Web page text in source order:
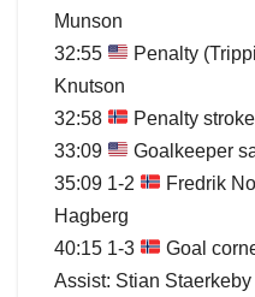
Munson
32:55
Penalty
Knutson
32:58
Penalty stroke
33:09
Goalkeeper
35:09 1-2
Fredrik
Hagberg
40:15 1-3
Goal
Assist: Stian Staerkeby